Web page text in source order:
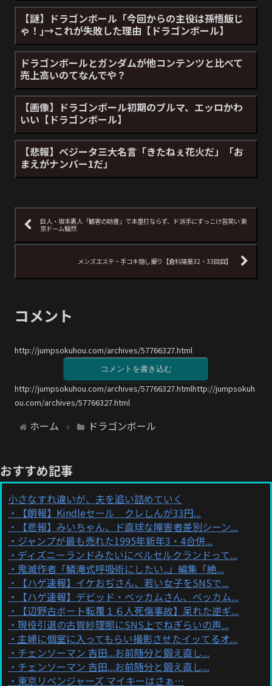
【謎】ドラゴンボール「今回からの主役は孫悟飯じ
ゃ！｣→これが失敗した理由【ドラゴンボール】
ドラゴンボールとガンダムが他コンテンツと比べて
売上高いのてなんでや？
【画像】ドラゴンボール初期のブルマ、エッロかわ
いい【ドラゴンボール】
【悲報】ベジータ三大名言「きたねぇ花火だ」「お
まえがナンバー1だ」
巨人・坂本勇人「観客の妨害」で本塁打ならず、ド派手にずっこけ苦笑い 東
京ドーム騒然
メンズエステ・手コキ隠し撮り【倉科陽葵32・33回目】
コメント
http://jumpsokuhou.com/archives/57766327.html
コメントを書き込む
http://jumpsokuhou.com/archives/57766327.htmlhttp://jumpsokuh
ou.com/archives/57766327.html
ホーム ドラゴンボール
おすすめ記事
小さなすれ違いが、夫を追い詰めていく
【朗報】Kindleセール クレしんが33円...
【悲報】みいちゃん、ド直球な障害者差別シーン...
ジャンプが最も売れた1995年新年3・4合併...
ディズニーランドみたいにベルセルクランドって...
鬼滅作者「鱗滝式呼吸術にしたい..」編集「絶...
【ハゲ速報】イケおぢさん、若い女子をSNSで...
【ハゲ速報】デビッド・ベッカムさん、ベッカム...
【辺野古ボート転覆１６人死傷事故】呆れた逆ギ...
現役引退の古賀紗理那にSNS上でねぎらいの声...
主婦に個室に入ってもらい撮影させたイッてるオ...
チェンソーマン 吉田...お前随分と鍛え直し...
チェンソーマン 吉田...お前随分と鍛え直し...
東京リベンジャーズ マイキーはさぁ…